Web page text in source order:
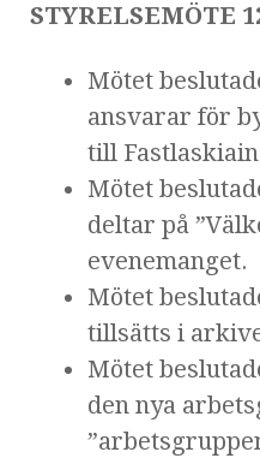
STYRELSEMÖTE
Mötet
ansvarar för
till
Mötet
deltar på
evenemanget.
Mötet
tillsätts i
Mötet
den nya